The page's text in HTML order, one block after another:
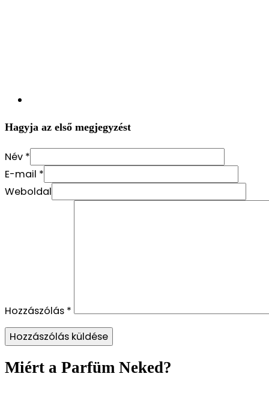
Hagyja az első megjegyzést
Név *
E-mail *
Weboldal
Hozzászólás *
Miért a Parfüm Neked?